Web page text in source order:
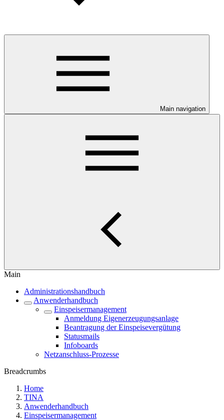
Main navigation
Main
Administrationshandbuch
Anwenderhandbuch
Einspeisermanagement
Anmeldung Eigenerzeugungsanlage
Beantragung der Einspeisevergütung
Statusmails
Infoboards
Netzanschluss-Prozesse
Breadcrumbs
Home
TINA
Anwenderhandbuch
Einspeisermanagement